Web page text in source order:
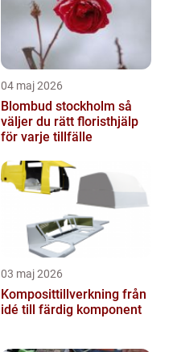
04 maj 2026
Blombud stockholm så
väljer du rätt floristhjälp
för varje tillfälle
03 maj 2026
Komposittillverkning från
idé till färdig komponent